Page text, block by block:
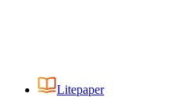
Litepaper